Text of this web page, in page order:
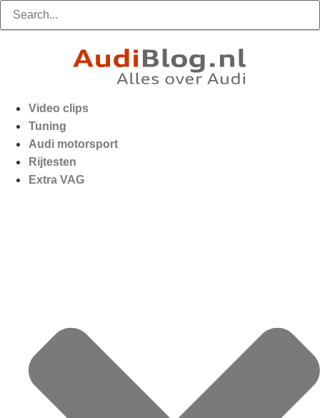
Video clips
Tuning
Audi motorsport
Rijtesten
Extra VAG